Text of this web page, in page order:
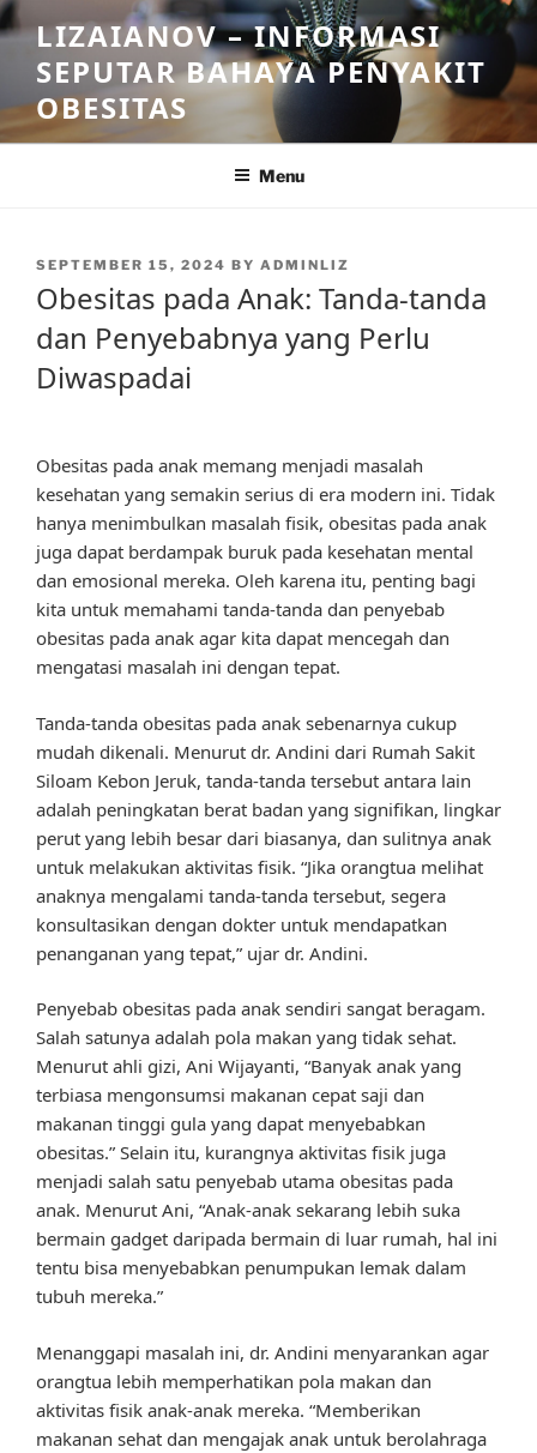
Skip
to
content
LIZAIANOV – INFORMASI
SEPUTAR BAHAYA PENYAKIT
OBESITAS
Menu
POSTED
SEPTEMBER 15, 2024 BY ADMINLIZ
Obesitas pada Anak: Tanda-tanda
dan Penyebabnya yang Perlu
Diwaspadai
Obesitas pada anak memang menjadi masalah
kesehatan yang semakin serius di era modern ini. Tidak
hanya menimbulkan masalah fisik, obesitas pada anak
juga dapat berdampak buruk pada kesehatan mental
dan emosional mereka. Oleh karena itu, penting bagi
kita untuk memahami tanda-tanda dan penyebab
obesitas pada anak agar kita dapat mencegah dan
mengatasi masalah ini dengan tepat.
Tanda-tanda obesitas pada anak sebenarnya cukup
mudah dikenali. Menurut dr. Andini dari Rumah Sakit
Siloam Kebon Jeruk, tanda-tanda tersebut antara lain
adalah peningkatan berat badan yang signifikan, lingkar
perut yang lebih besar dari biasanya, dan sulitnya anak
untuk melakukan aktivitas fisik. “Jika orangtua melihat
anaknya mengalami tanda-tanda tersebut, segera
konsultasikan dengan dokter untuk mendapatkan
penanganan yang tepat,” ujar dr. Andini.
Penyebab obesitas pada anak sendiri sangat beragam.
Salah satunya adalah pola makan yang tidak sehat.
Menurut ahli gizi, Ani Wijayanti, “Banyak anak yang
terbiasa mengonsumsi makanan cepat saji dan
makanan tinggi gula yang dapat menyebabkan
obesitas.” Selain itu, kurangnya aktivitas fisik juga
menjadi salah satu penyebab utama obesitas pada
anak. Menurut Ani, “Anak-anak sekarang lebih suka
bermain gadget daripada bermain di luar rumah, hal ini
tentu bisa menyebabkan penumpukan lemak dalam
tubuh mereka.”
Menanggapi masalah ini, dr. Andini menyarankan agar
orangtua lebih memperhatikan pola makan dan
aktivitas fisik anak-anak mereka. “Memberikan
makanan sehat dan mengajak anak untuk berolahraga